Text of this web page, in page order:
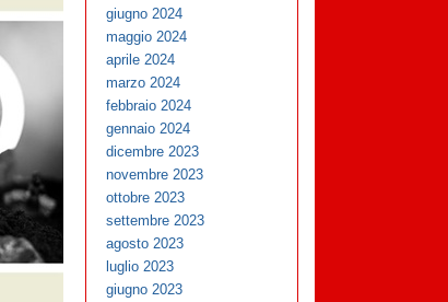
giugno 2024
maggio 2024
aprile 2024
marzo 2024
febbraio 2024
gennaio 2024
dicembre 2023
novembre 2023
ottobre 2023
settembre 2023
agosto 2023
luglio 2023
giugno 2023